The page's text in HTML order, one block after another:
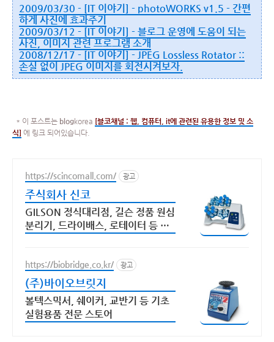
2009/03/30 - [IT 이야기] - photoWORKS v1.5 - 간편
하게 사진에 효과주기
2009/03/12 - [IT 이야기] - 블로그 운영에 도움이 되는
사진, 이미지 관련 프로그램 소개
2008/12/17 - [IT 이야기] - JPEG Lossless Rotator ::
손실 없이 JPEG 이미지를 회전시켜보자.
* 이 포스트는 blogkorea [블코채널 : 웹, 컴퓨터, it에 관련된 유용한 정보 및 소
식] 에 링크 되어있습니다.
https://scincomall.com/ 광고
주식회사 신코
GILSON 정식대리점, 길슨 정품 원심
분리기, 드라이배스, 로테이터 등 판
https://biobridge.co.kr/ 광고
(주)바이오브릿지
볼텍스믹서, 쉐이커, 교반기 등 기초
실험용품 전문 스토어